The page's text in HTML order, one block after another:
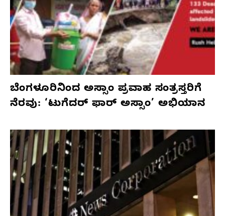
ಬೆಂಗಳೂರಿನಿಂದ ಅಸ್ಸಾಂ ಪ್ರವಾಹ ಸಂತ್ರಸ್ತರಿಗೆ
ನೆರವು: ‘ಟುಗೆದರ್ ಫಾರ್ ಅಸ್ಸಾಂ’ ಅಭಿಯಾನ